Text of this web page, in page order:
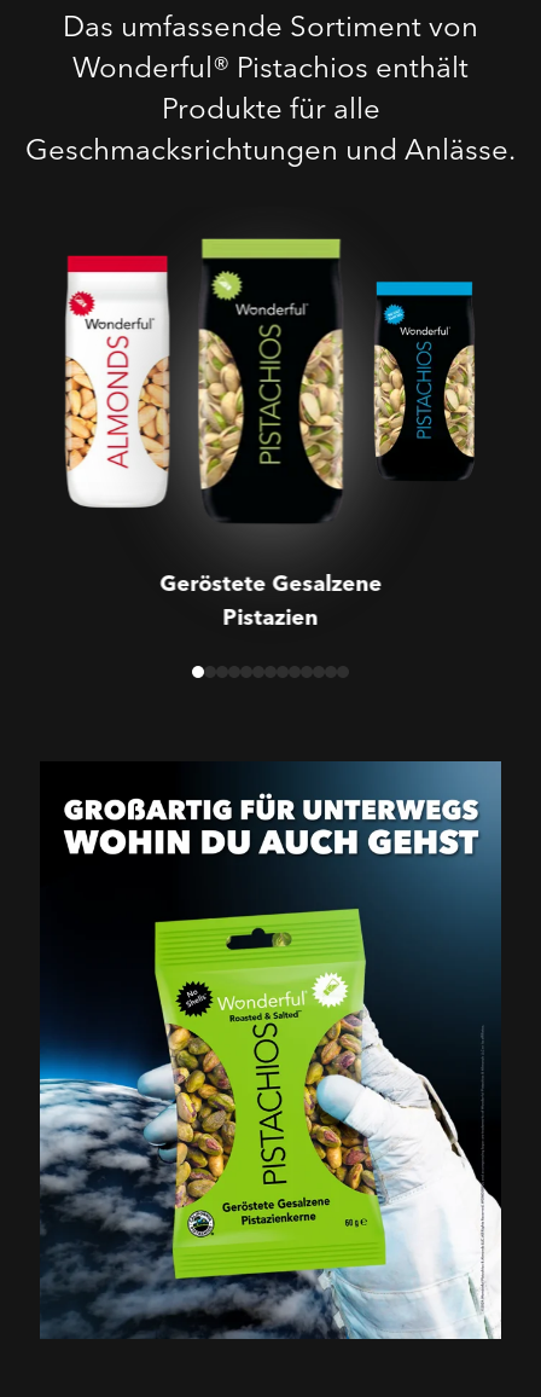
Das umfassende Sortiment von
Wonderful® Pistachios enthält
Produkte für alle
Geschmacksrichtungen und Anlässe.
Geröstete Gesalzene
Pistazien
Geröstete Gesalzene
Pistazien